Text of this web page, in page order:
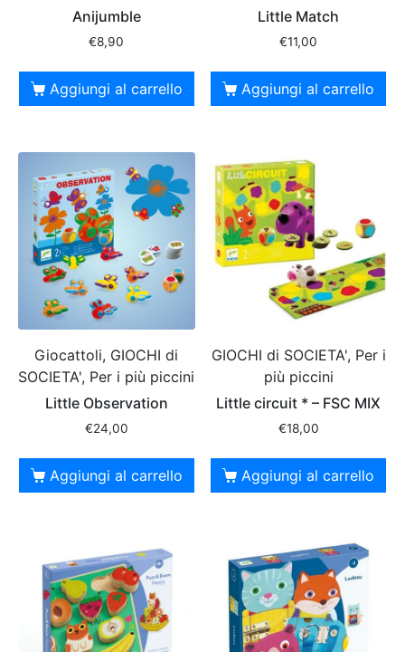
Anijumble
€8,90
Aggiungi al carrello
Little Match
€11,00
Aggiungi al carrello
Giocattoli, GIOCHI di
SOCIETA', Per i più piccini
Little Observation
€24,00
Aggiungi al carrello
GIOCHI di SOCIETA', Per i
più piccini
Little circuit * – FSC MIX
€18,00
Aggiungi al carrello